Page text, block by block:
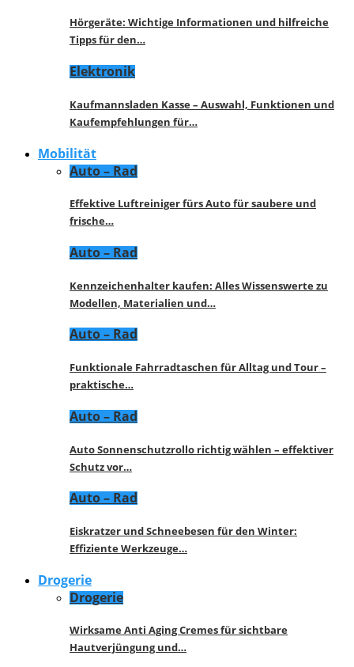
Hörgeräte: Wichtige Informationen und hilfreiche
Tipps für den…
Elektronik
Kaufmannsladen Kasse – Auswahl, Funktionen und
Kaufempfehlungen für…
Mobilität
Auto – Rad
Effektive Luftreiniger fürs Auto für saubere und
frische…
Auto – Rad
Kennzeichenhalter kaufen: Alles Wissenswerte zu
Modellen, Materialien und…
Auto – Rad
Funktionale Fahrradtaschen für Alltag und Tour –
praktische…
Auto – Rad
Auto Sonnenschutzrollo richtig wählen – effektiver
Schutz vor…
Auto – Rad
Eiskratzer und Schneebesen für den Winter:
Effiziente Werkzeuge…
Drogerie
Drogerie
Wirksame Anti Aging Cremes für sichtbare
Hautverjüngung und…